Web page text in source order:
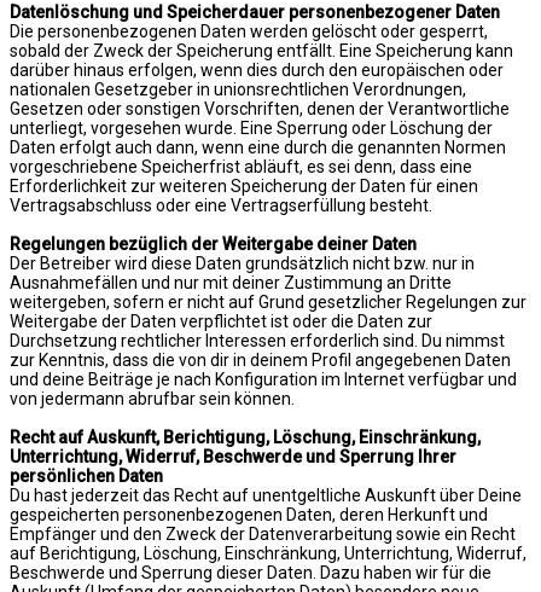
Datenlöschung und Speicherdauer personenbezogener Daten
Die personenbezogenen Daten werden gelöscht oder gesperrt,
sobald der Zweck der Speicherung entfällt. Eine Speicherung kann
darüber hinaus erfolgen, wenn dies durch den europäischen oder
nationalen Gesetzgeber in unionsrechtlichen Verordnungen,
Gesetzen oder sonstigen Vorschriften, denen der Verantwortliche
unterliegt, vorgesehen wurde. Eine Sperrung oder Löschung der
Daten erfolgt auch dann, wenn eine durch die genannten Normen
vorgeschriebene Speicherfrist abläuft, es sei denn, dass eine
Erforderlichkeit zur weiteren Speicherung der Daten für einen
Vertragsabschluss oder eine Vertragserfüllung besteht.
Regelungen bezüglich der Weitergabe deiner Daten
Der Betreiber wird diese Daten grundsätzlich nicht bzw. nur in
Ausnahmefällen und nur mit deiner Zustimmung an Dritte
weitergeben, sofern er nicht auf Grund gesetzlicher Regelungen zur
Weitergabe der Daten verpflichtet ist oder die Daten zur
Durchsetzung rechtlicher Interessen erforderlich sind. Du nimmst
zur Kenntnis, dass die von dir in deinem Profil angegebenen Daten
und deine Beiträge je nach Konfiguration im Internet verfügbar und
von jedermann abrufbar sein können.
Recht auf Auskunft, Berichtigung, Löschung, Einschränkung,
Unterrichtung, Widerruf, Beschwerde und Sperrung Ihrer
persönlichen Daten
Du hast jederzeit das Recht auf unentgeltliche Auskunft über Deine
gespeicherten personenbezogenen Daten, deren Herkunft und
Empfänger und den Zweck der Datenverarbeitung sowie ein Recht
auf Berichtigung, Löschung, Einschränkung, Unterrichtung, Widerruf,
Beschwerde und Sperrung dieser Daten. Dazu haben wir für die